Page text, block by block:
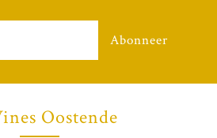
Abonneer
Oostende